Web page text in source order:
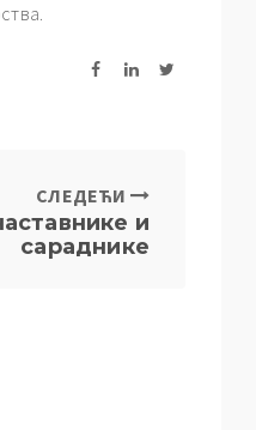
СЛЕДЕЋИ
и
сараднике